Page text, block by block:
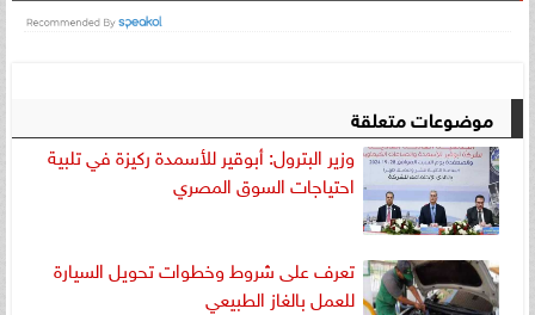
موضوعات متعلقة
وزير البترول: أبوقير للأسمدة ركيزة في تلبية
احتياجات السوق المصري
تعرف على شروط وخطوات تحويل السيارة
للعمل بالغاز الطبيعي